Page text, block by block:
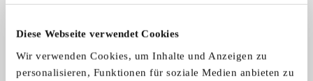
Diese Webseite verwendet Cookies
Wir verwenden Cookies, um Inhalte und Anzeigen zu
personalisieren, Funktionen für soziale Medien anbieten zu
Allgemeine Angaben
Ford